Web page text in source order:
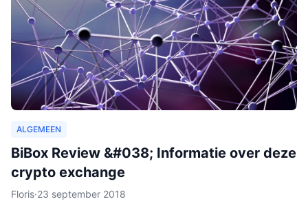
ALGEMEEN
BiBox Review &#038; Informatie over deze
crypto exchange
Floris·23 september 2018